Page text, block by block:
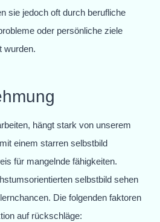
sie jedoch oft durch berufliche
oder persönliche ziele
wurden.
hängt stark von unserem
einem starren selbstbild
für mangelnde fähigkeiten.
selbstbild sehen
Die folgenden faktoren
auf rückschläge: